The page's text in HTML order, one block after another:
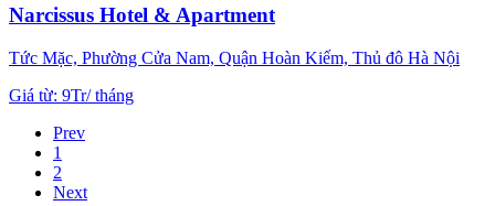
Narcissus Hotel & Apartment
Tức Mặc, Phường Cửa Nam, Quận Hoàn Kiếm, Thủ đô Hà Nội
Giá từ: 9Tr/tháng
Prev
1
2
Next